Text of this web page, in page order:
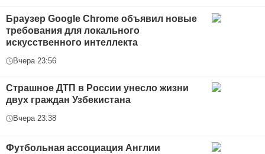
Браузер Google Chrome объявил новые
требования для локального
искусственного интеллекта
Вчера 23:56
Страшное ДТП в России унесло жизни
двух граждан Узбекистана
Вчера 23:38
Футбольная ассоциация Англии